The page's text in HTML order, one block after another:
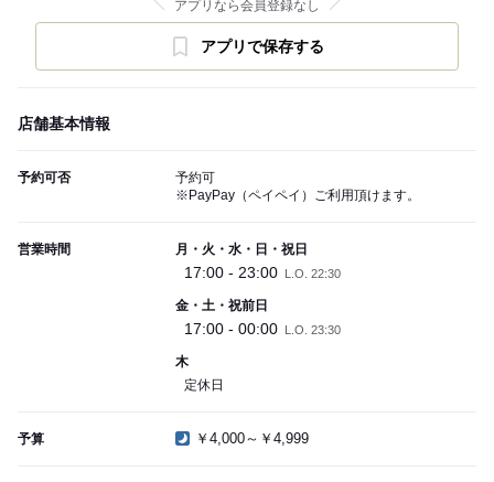
アプリなら会員登録なし
アプリで保存する
店舗基本情報
予約可否
予約可
※PayPay（ペイペイ）ご利用頂けます。
営業時間 月・火・水・日・祝日
17:00 - 23:00 L.O. 22:30
金・土・祝前日
17:00 - 00:00 L.O. 23:30
木
定休日
予算 ￥4,000～￥4,999